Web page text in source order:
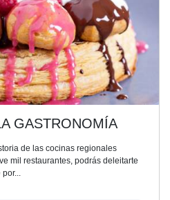
GASTRONOMÍA
de las cocinas regionales
mil restaurantes, podrás deleitarte